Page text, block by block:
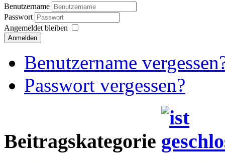
Benutzername
Passwort
Angemeldet bleiben
Anmelden
Benutzername
Passwort vergessen?
Beitragskategorie